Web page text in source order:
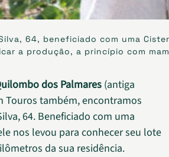
64, beneficiado com uma
a produção, a princípio com
dos Palmares (antiga
Touros também, encontramos
64. Beneficiado com uma
nos levou para conhecer seu lote
da sua residência.